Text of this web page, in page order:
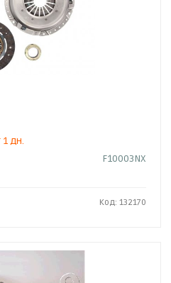
дн.
F10003NX
Код: 132170